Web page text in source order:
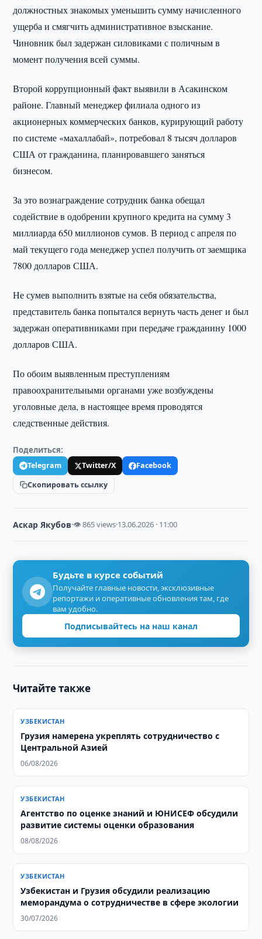
должностных знакомых уменьшить сумму начисленного
ущерба и смягчить административное взыскание.
Чиновник был задержан силовиками с поличным в
момент получения всей суммы.
Второй коррупционный факт выявили в Асакинском
районе. Главный менеджер филиала одного из
акционерных коммерческих банков, курирующий работу
по системе «махаллабай», потребовал 8 тысяч долларов
США от гражданина, планировавшего заняться
бизнесом.
За это вознаграждение сотрудник банка обещал
содействие в одобрении крупного кредита на сумму 3
миллиарда 650 миллионов сумов. В период с апреля по
май текущего года менеджер успел получить от заемщика
7800 долларов США.
Не сумев выполнить взятые на себя обязательства,
представитель банка попытался вернуть часть денег и был
задержан оперативниками при передаче гражданину 1000
долларов США.
По обоим выявленным преступлениям
правоохранительными органами уже возбуждены
уголовные дела, в настоящее время проводятся
следственные действия.
Поделиться:
Telegram Twitter/X
Facebook
Скопировать ссылку
Аскар Якубов·👁 865 views·13.06.2026 · 11:00
Будьте в курсе событий
Получайте главные новости, эксклюзивные
репортажи и оперативные обновления там, где
вам удобно.
Подписывайтесь на наш канал
Читайте также
УЗБЕКИСТАН
Грузия намерена укреплять сотрудничество с
Центральной Азией
06/08/2026
УЗБЕКИСТАН
Агентство по оценке знаний и ЮНИСЕФ обсудили
развитие системы оценки образования
08/08/2026
УЗБЕКИСТАН
Узбекистан и Грузия обсудили реализацию
меморандума о сотрудничестве в сфере экологии
30/07/2026